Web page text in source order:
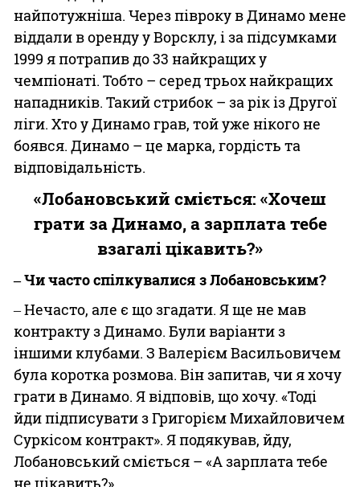
найпотужніша. Через півроку в Динамо мене
віддали в оренду у Ворсклу, і за підсумками
1999 я потрапив до 33 найкращих у
чемпіонаті. Тобто – серед трьох найкращих
нападників. Такий стрибок – за рік із Другої
ліги. Хто у Динамо грав, той уже нікого не
боявся. Динамо – це марка, гордість та
відповідальність.
«Лобановський сміється: «Хочеш
грати за Динамо, а зарплата тебе
взагалі цікавить?»
‒ Чи часто спілкувалися з Лобановським?
‒ Нечасто, але є що згадати. Я ще не мав
контракту з Динамо. Були варіанти з
іншими клубами. З Валерієм Васильовичем
була коротка розмова. Він запитав, чи я хочу
грати в Динамо. Я відповів, що хочу. «Тоді
йди підписувати з Григорієм Михайловичем
Суркісом контракт». Я подякував, йду,
Лобановський сміється – «А зарплата тебе
не цікавить?».